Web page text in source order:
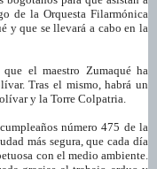
de la Orquesta Filarmónica
y que se llevará a cabo en la
el maestro Zumaqué ha
Tras el mismo, habrá un
y la Torre Colpatria.
número 475 de la
más segura, que cada día
con el medio ambiente.